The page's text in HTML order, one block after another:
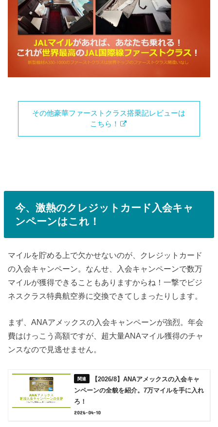
その他豪華ファーストクラス搭乗記レビューは
こちら！
今、激熱のクレジットカード入会キャ
ンペーンはこれ！
マイルを貯める上で欠かせないのが、クレジットカード
の入会キャンペーン。なんせ、入会キャンペーンで数万
マイルが獲得できることもありますからね！一撃でビジ
ネスクラス特典航空券に交換できてしまったりします。
まず、ANAアメックスの入会キャンペーンが強烈。年会
費はけっこう高額ですが、超大量ANAマイル獲得のチャ
ンスなので見逃せません。
【2026/8】ANAアメックスの入会キャ
ンペーンの全貌を紹介。7万マイルを手に入れ
ろ！
2026-04-10